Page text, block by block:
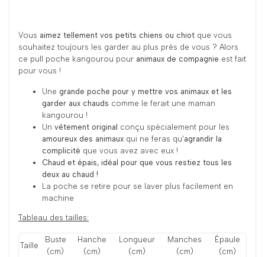
Vous aimez tellement vos petits chiens ou chiot que vous
souhaitez toujours les garder au plus près de vous ? Alors
ce pull poche kangourou pour animaux de compagnie est fait
pour vous !
Une grande poche pour y mettre vos animaux et les
garder aux chauds comme le ferait une maman
kangourou !
Un vêtement original conçu spécialement pour les
amoureux des animaux qui ne feras qu'agrandir la
complicité que vous avez avec eux !
Chaud et épais, idéal pour que vous restiez tous les
deux au chaud !
La poche se retire pour se laver plus facilement en
machine
Tableau des tailles:
Taille
Buste
(cm)
Hanche
(cm)
Longueur
(cm)
Manches
(cm)
Épaule
(cm)